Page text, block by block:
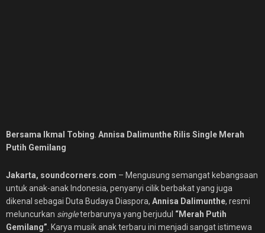
Bersama Ikmal Tobing Annisa Dalimunthe Rilis Single Merah
Putih Gemilang
Jakarta, soundcorners.com – Mengusung semangat kebangsaan
untuk anak-anak Indonesia, penyanyi cilik berbakat yang juga
dikenal sebagai Duta Budaya Diaspora, Annisa Dalimunthe, resmi
meluncurkan singleterbarunya yang berjudul “Merah Putih
Gemilang” . Karya musik anak terbaru ini menjadi sangat istimewa